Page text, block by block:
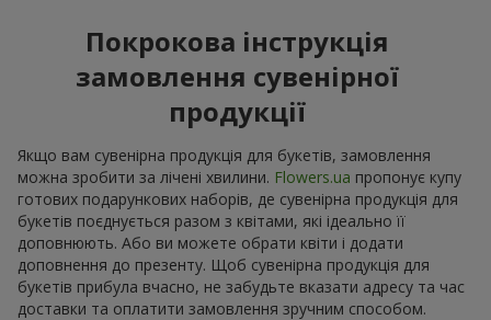
Покрокова інструкція
замовлення сувенірної
продукції
Якщо вам сувенірна продукція для букетів, замовлення
можна зробити за лічені хвилини. Flowers.ua пропонує купу
готових подарункових наборів, де сувенірна продукція для
букетів поєднується разом з квітами, які ідеально її
доповнюють. Або ви можете обрати квіти і додати
доповнення до презенту. Щоб сувенірна продукція для
букетів прибула вчасно, не забудьте вказати адресу та час
доставки та оплатити замовлення зручним способом.